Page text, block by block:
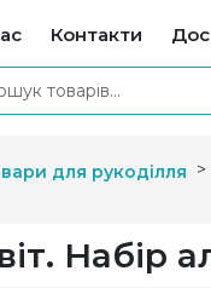
Контакти
для рукоділля
Набір